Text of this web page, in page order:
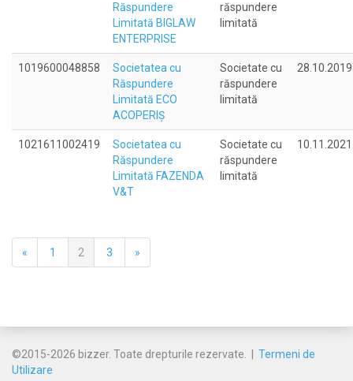
Răspundere
Limitată BIGLAW
ENTERPRISE
răspundere
limitată
1019600048858
Societatea cu
Răspundere
Limitată ECO
ACOPERIŞ
Societate cu
răspundere
limitată
28.10.2019
1021611002419
Societatea cu
Răspundere
Limitată FAZENDA
V&T
Societate cu
răspundere
limitată
10.11.2021
« 1 2 3 »
©2015-2026 bizzer. Toate drepturile rezervate. | Termeni de
Utilizare